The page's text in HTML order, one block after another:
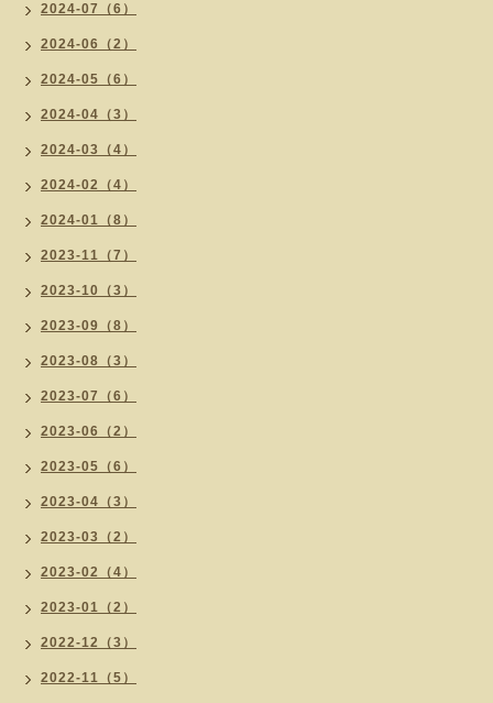
2024-07（6）
2024-06（2）
2024-05（6）
2024-04（3）
2024-03（4）
2024-02（4）
2024-01（8）
2023-11（7）
2023-10（3）
2023-09（8）
2023-08（3）
2023-07（6）
2023-06（2）
2023-05（6）
2023-04（3）
2023-03（2）
2023-02（4）
2023-01（2）
2022-12（3）
2022-11（5）